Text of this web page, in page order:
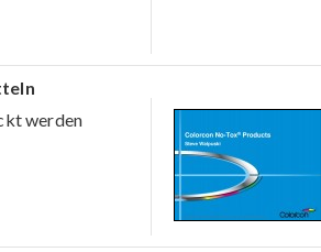
werden